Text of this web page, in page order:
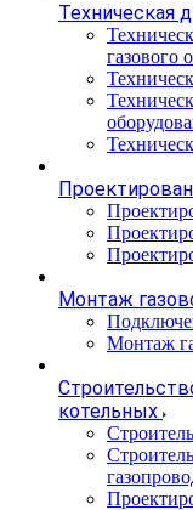
Техническая
газового
Монтаж
Монтаж
котельных